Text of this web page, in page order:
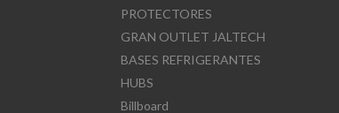
PROTECTORES
GRAN OUTLET JALTECH
BASES REFRIGERANTES
HUBS
Billboard